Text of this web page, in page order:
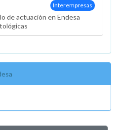
Interempresas
de actuación en Endesa